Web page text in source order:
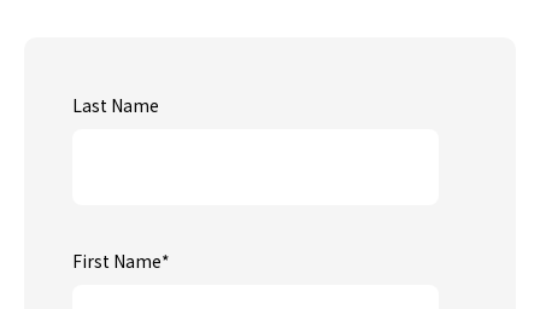
Last Name
First Name*